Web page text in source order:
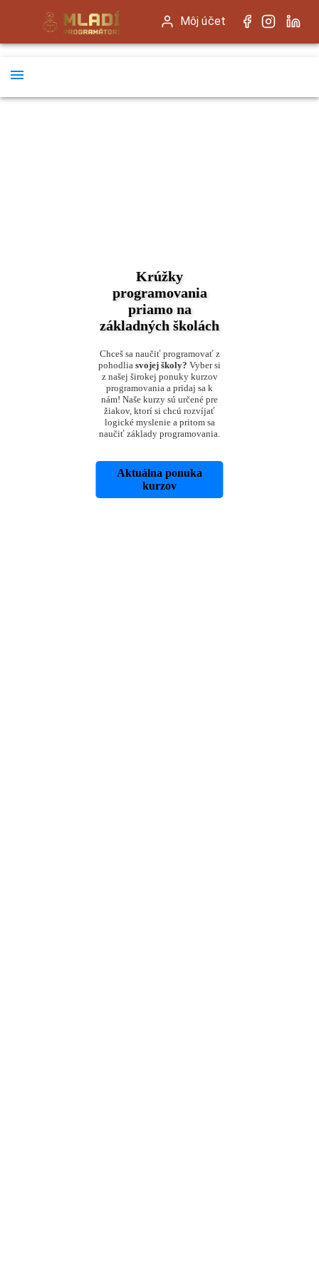
Môj účet
Krúžky
programovania
priamo na
základných školách
Chceš sa naučiť programovať z
pohodlia svojej školy? Vyber si
z našej širokej ponuky kurzov
programovania a pridaj sa k
nám! Naše kurzy sú určené pre
žiakov, ktorí si chcú rozvíjať
logické myslenie a pritom sa
naučiť základy programovania.
Aktuálna ponuka
kurzov